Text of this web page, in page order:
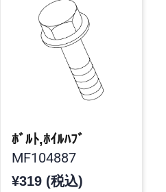
ﾎﾞﾙﾄ,ﾎｲﾙﾊﾌﾞ
MF104887
¥319 (税込)